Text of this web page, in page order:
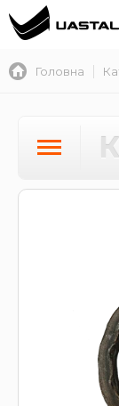
Головна